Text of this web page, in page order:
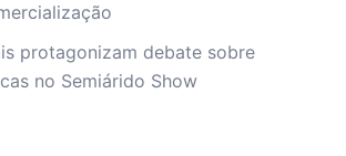
protagonizam debate sobre
no Semiárido Show